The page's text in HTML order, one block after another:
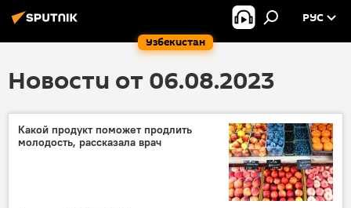
Узбекистан
РУС
Новости от 06.08.2023
Какой продукт поможет продлить
молодость, рассказала врач